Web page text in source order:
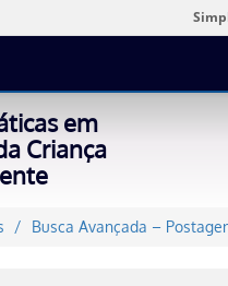
em
Criança
Busca Avançada –